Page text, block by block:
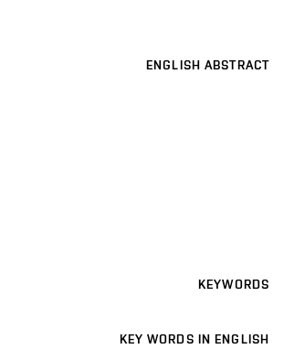
ENGLISH ABSTRACT
KEYWORDS
KEY WORDS IN ENGLISH